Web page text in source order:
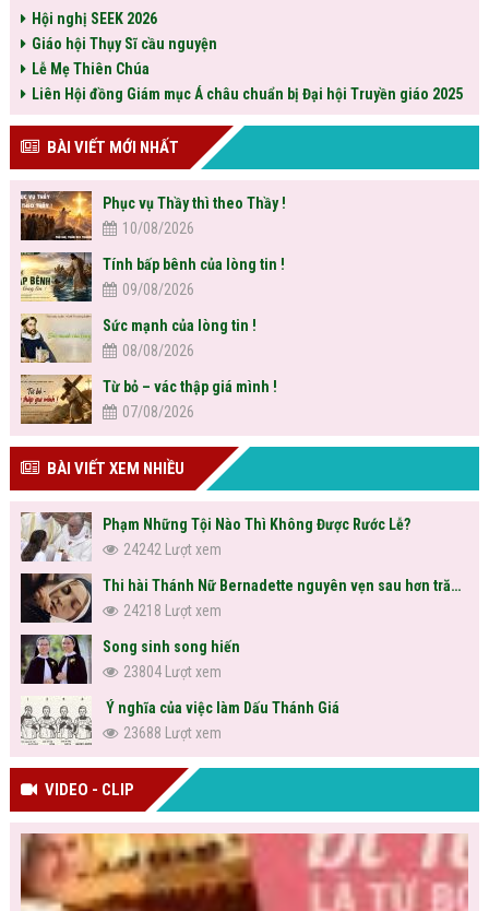
Hội nghị SEEK 2026
Giáo hội Thụy Sĩ cầu nguyện
Lễ Mẹ Thiên Chúa
Liên Hội đồng Giám mục Á châu chuẩn bị Đại hội Truyền giáo 2025
BÀI VIẾT MỚI NHẤT
Phục vụ Thầy thì theo Thầy !
10/08/2026
Tính bấp bênh của lòng tin !
09/08/2026
Sức mạnh của lòng tin !
08/08/2026
Từ bỏ – vác thập giá mình !
07/08/2026
BÀI VIẾT XEM NHIỀU
Phạm Những Tội Nào Thì Không Được Rước Lễ?
24242 Lượt xem
Thi hài Thánh Nữ Bernadette nguyên vẹn sau hơn trăm năm
24218 Lượt xem
Song sinh song hiến
23804 Lượt xem
Ý nghĩa của việc làm Dấu Thánh Giá
23688 Lượt xem
VIDEO - CLIP